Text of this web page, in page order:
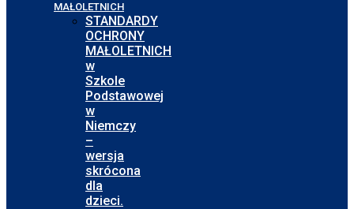
MAŁOLETNICH
STANDARDY
OCHRONY
MAŁOLETNICH
w
Szkole
Podstawowej
w
Niemczy
–
wersja
skrócona
dla
dzieci.